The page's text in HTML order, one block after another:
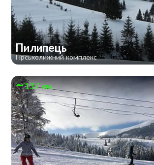
Пилипець
Гірськолижний комплекс
137 км